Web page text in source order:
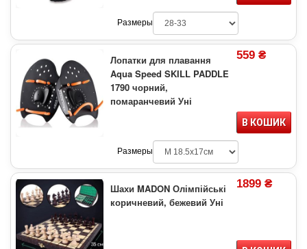
Размеры
Лопатки для плавання
Aqua Speed SKILL PADDLE
1790 чорний,
помаранчевий Уні
559 ₴
В КОШИК
Размеры
Шахи MADON Олімпійські
коричневий, бежевий Уні
1899 ₴